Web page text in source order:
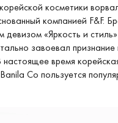
косметики
компанией F&F.
девизом «Яркость и
завоевал признание
время
Co пользуется